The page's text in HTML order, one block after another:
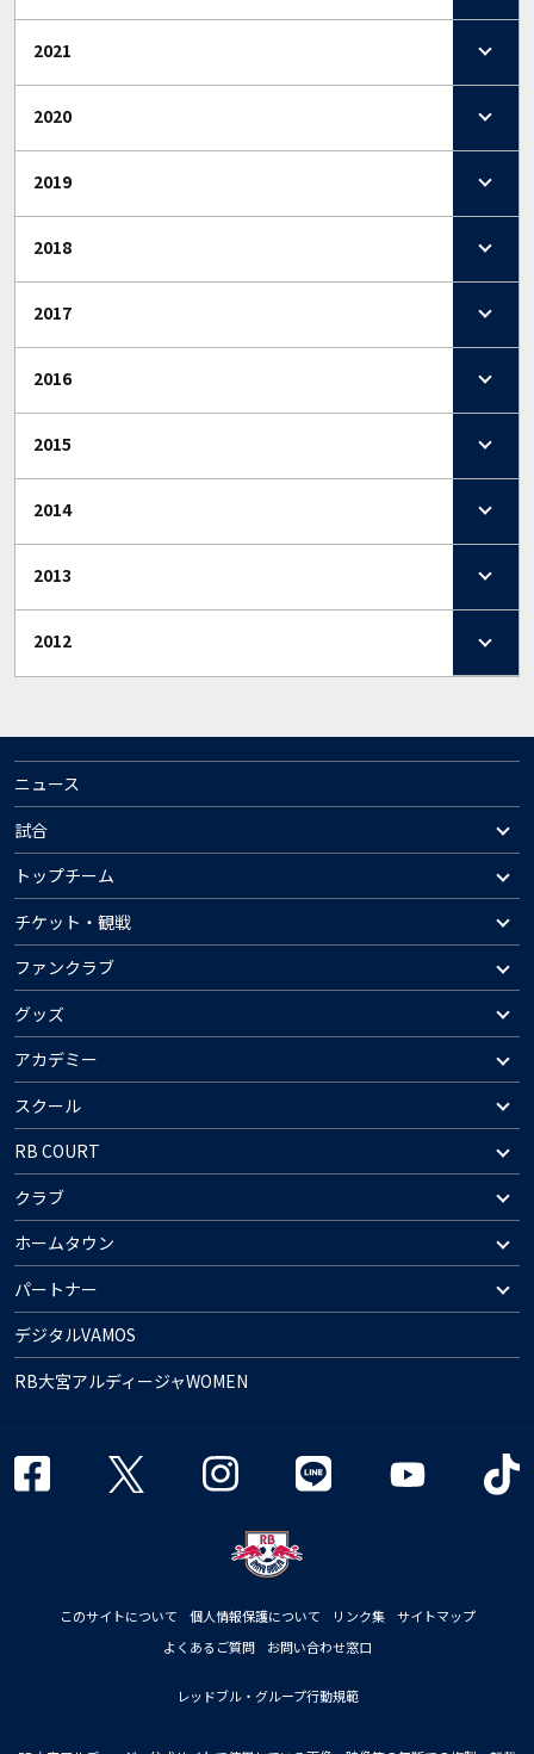
2021
2020
2019
2018
2017
2016
2015
2014
2013
2012
ニュース
試合
トップチーム
チケット・観戦
ファンクラブ
グッズ
アカデミー
スクール
RB COURT
クラブ
ホームタウン
パートナー
デジタルVAMOS
RB大宮アルディージャWOMEN
このサイトについて 個人情報保護について リンク集
サイトマップ
よくあるご質問
お問い合わせ窓口
レッドブル・グループ行動規範